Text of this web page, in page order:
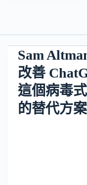
Sam
改善
這個病毒
的替代方案